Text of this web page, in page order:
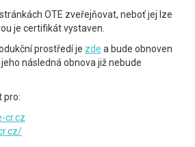
OTE zveřejňovat, neboť jej lze
je certifikát vystaven.
prostředí je zde a bude obnoven
následná obnova již nebude
pro:
cr.cz